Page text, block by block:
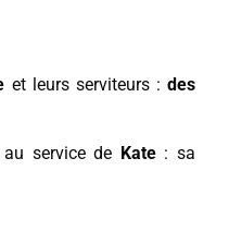
et leurs serviteurs :des
service de Kate : sa